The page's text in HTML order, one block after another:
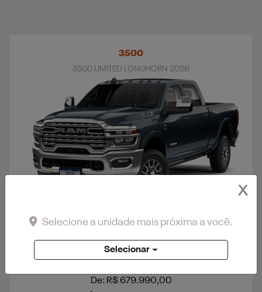
3500
3500 LIMITED LONGHORN 2026
De: R$ 679.990,00
X
Selecione a unidade mais próxima a você.
Selecionar